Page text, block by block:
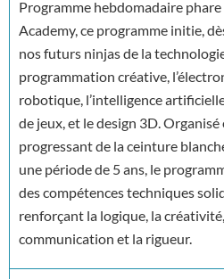
Programme hebdomadaire phare
Academy, ce programme initie,
nos futurs ninjas de la
programmation créative,
robotique, l’intelligence
de jeux, et le design 3D. Organisé
progressant de la ceinture
une période de 5 ans, le
des compétences techniques
renforçant la logique, la
communication et la rigueur.